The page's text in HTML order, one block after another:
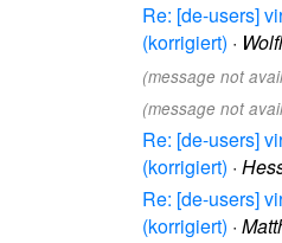
Re: [de-users]
(korrigiert) ·
(message not
(message not
Re: [de-users]
(korrigiert) ·
Re: [de-users]
(korrigiert) ·